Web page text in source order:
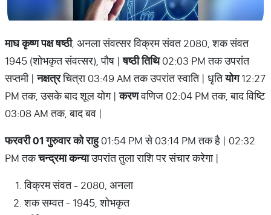
माघ कृष्ण पक्ष षष्ठी, अनला संवत्सर विक्रम संवत 2080, शक संवत
1945 (शोभकृत संवत्सर), पौष |षष्ठी तिथि02:03 PM तक उपरांत
सप्तमी |नक्षत्रचित्रा 03:49 AM तक उपरांत स्वाति | धृतियोग12:27
PM तक, उसके बाद शूल योग |करणवणिज 02:04 PM तक, बाद विष्टि
03:08 AM तक, बाद बव |
फरवरी 01 गुरुवार को राहु01:54 PM से 03:14 PM तक है | 02:32
PM तकचन्द्रमा कन्याउपरांत तुला राशि पर संचार करेगा |
विक्रम संवत - 2080, अनला
शक सम्वत - 1945, शोभकृत